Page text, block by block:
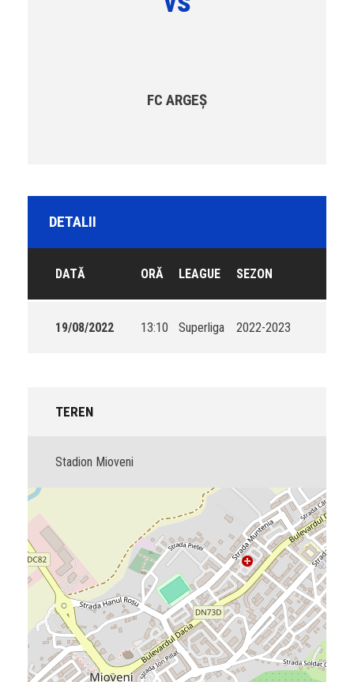
FC ARGEȘ
DETALII
DATĂ ORĂ LEAGUE SEZON
19/08/2022 13:10 Superliga 2022-2023
TEREN
Stadion Mioveni